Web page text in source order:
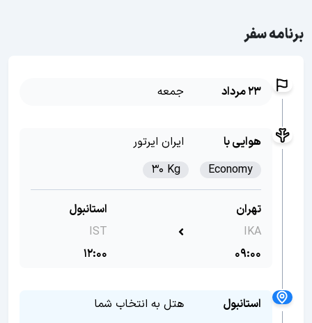
برنامه سفر
23 مرداد جمعه
هوایی با
ایران ایرتور
Economy
30 Kg
تهران
IKA
09:00
استانبول
IST
12:00
استانبول
هتل به انتخاب شما